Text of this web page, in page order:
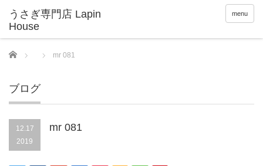
menu
Home mr 081
ブログ
12.17
2019
mr 081